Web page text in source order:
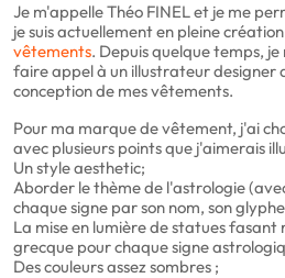
Je m'appelle Théo FINEL et je me
je suis actuellement en pleine
vêtements. Depuis quelque temps,
faire appel à un illustrateur designer
conception de mes vêtements.
Pour ma marque de vêtement, j'ai
avec plusieurs points que j'aimerais
Un style aesthetic;
Aborder le thème de l'astrologie
chaque signe par son nom, son
La mise en lumière de statues
grecque pour chaque signe
Des couleurs assez sombres ;